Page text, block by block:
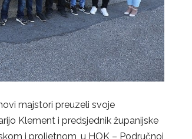
majstori preuzeli svoje
Klement i predsjednik županijske
i proljetnom, u HOK – Područnoj